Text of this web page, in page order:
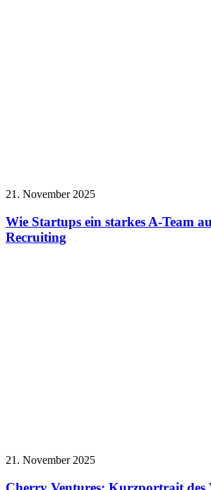
21. November 2025
Wie Startups ein starkes A-Team
Recruiting
21. November 2025